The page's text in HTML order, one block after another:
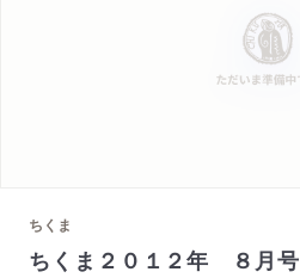
ちくま
ちくま２０１２年 ８月号